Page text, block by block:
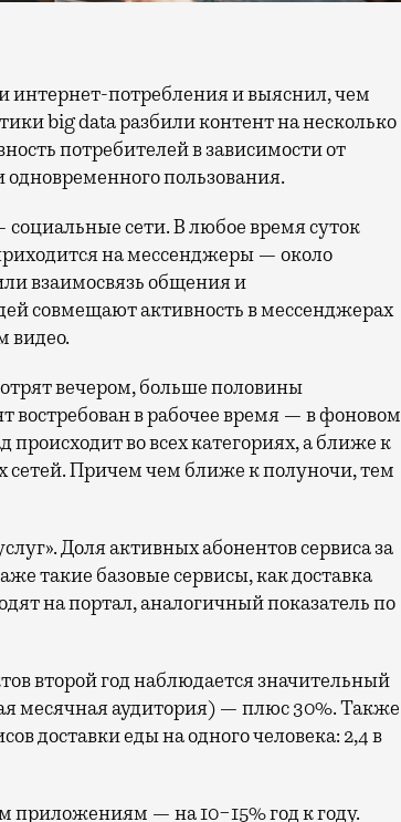
big data разбили контент на несколько
потребителей в зависимости от
пользования.
сети. В любое время суток
на мессенджеры — около
взаимосвязь общения и
совмещают активность в мессенджерах
видео.
вечером, больше половины
востребован в рабочее время — в фоновом
во всех категориях, а ближе к
сетей. Причем чем ближе к полуночи, тем
Доля активных абонентов сервиса за
такие базовые сервисы, как доставка
на портал, аналогичный показатель по
второй год наблюдается значительный
месячная аудитория) — плюс 30%. Также
доставки еды на одного человека: 2,4 в
приложениям — на 10−15% год к году.